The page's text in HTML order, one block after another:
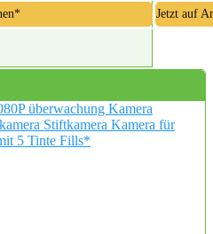
Jetzt auf
überwachung Kamera
Stiftkamera Kamera für
5 Tinte Fills*